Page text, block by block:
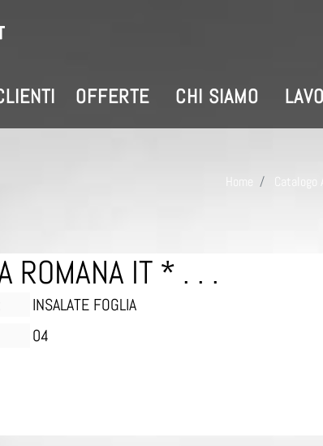
OFFERTE CHI SIAMO
Home Catalogo
ROMANA IT * . . .
INSALATE FOGLIA
04